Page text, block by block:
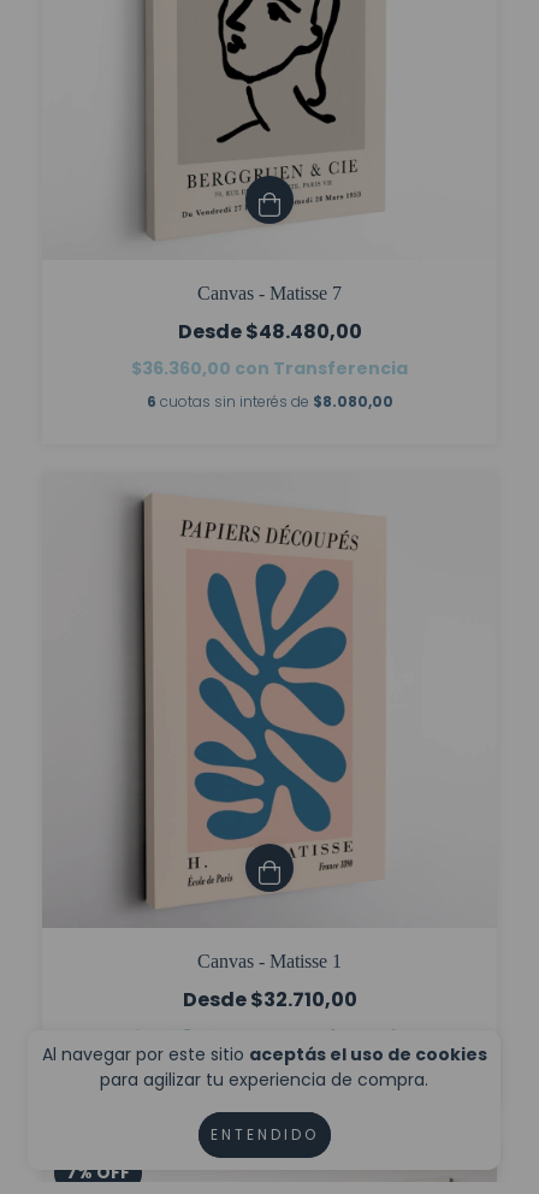
Al navegar por este sitio aceptás el uso de cookies
para agilizar tu experiencia de compra.
ENTENDIDO
Canvas - Matisse 7
$48.480,00
$36.360,00 con Transferencia
6 cuotas sin interés de $8.080,00
Canvas - Matisse 1
$32.710,00
$24.532,50 Transferencia
cuotas sin interés de $5.451,67
7%OFF